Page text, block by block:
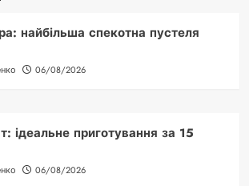
найбільша спекотна пустеля
06/08/2026
ідеальне приготування за 15
06/08/2026